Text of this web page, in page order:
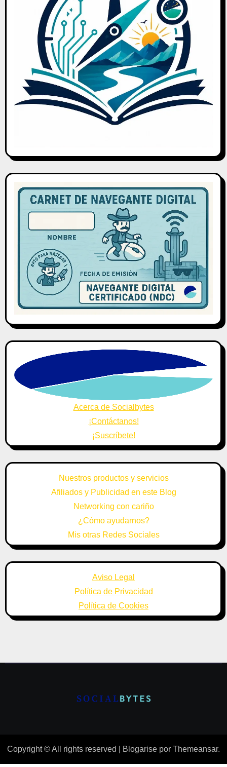
Acerca de Socialbytes
¡Contáctanos!
¡Suscríbete!
Nuestros productos y servicios
Afiliados y Publicidad en este Blog
Networking con cariño
¿Cómo ayudarnos?
Mis otras Redes Sociales
Aviso Legal
Política de Privacidad
Política de Cookies
Copyright © All rights reserved Blogarise por Themeansar.